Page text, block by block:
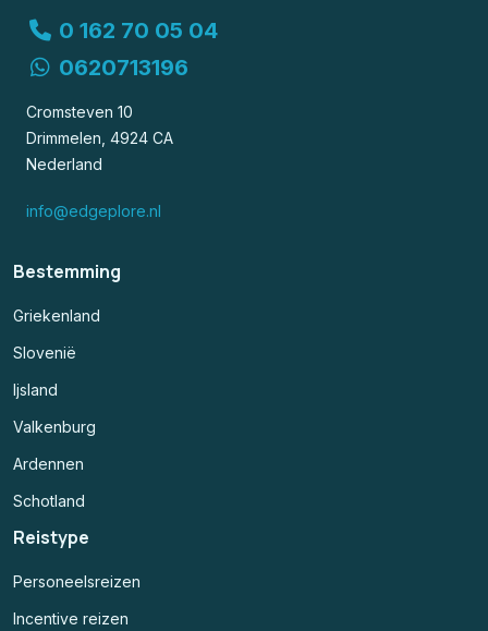
0 162 70 05 04
0620713196
Cromsteven 10
Drimmelen, 4924 CA
Nederland
info@edgeplore.nl
Bestemming
Griekenland
Slovenië
Ijsland
Valkenburg
Ardennen
Schotland
Reistype
Personeelsreizen
Incentive reizen